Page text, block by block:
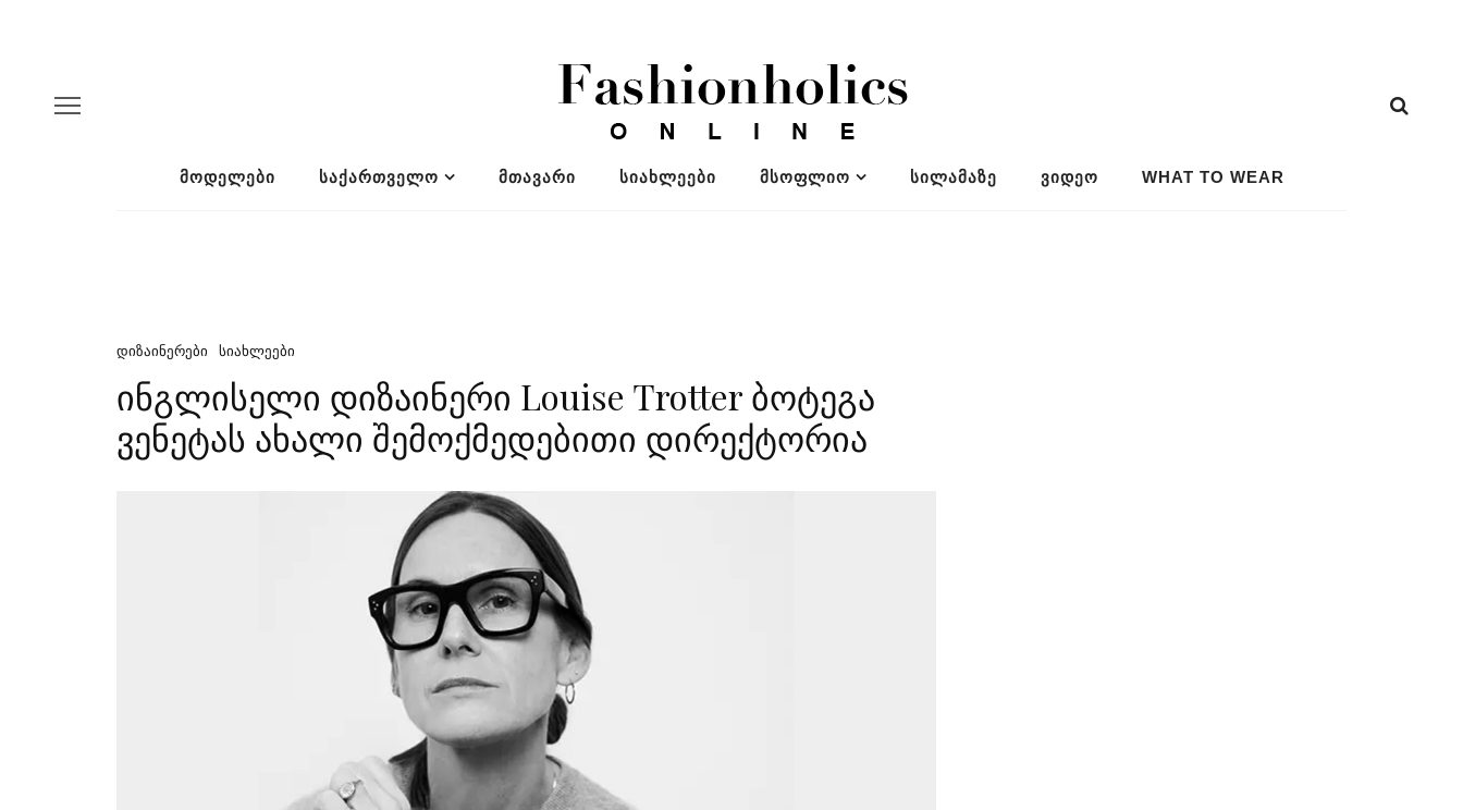
ᲛᲝᲓᲔᲚᲔᲑᲘ ᲡᲐᲥᲐᲠᲗᲕᲔᲚᲝ ᲛᲗᲐᲕᲐᲠᲘ ᲡᲘᲐᲮᲚᲔᲔᲑᲘ ᲛᲡᲝᲤᲚᲘᲝ ᲡᲘᲚᲐᲛᲐᲖᲔ ᲕᲘᲓᲔᲝ WHAT TO WEAR
ᲓᲘᲖᲐᲘᲜᲔᲠᲔᲑᲘ ᲡᲘᲐᲮᲚᲔᲔᲑᲘ
ინგლისელი დიზაინერი Louise Trotter ბოტეგა
ვენეტას ახალი შემოქმედებითი დირექტორია